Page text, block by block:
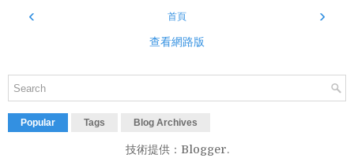
‹ ›
首頁
查看網路版
Popular Tags Blog Archives
技術提供： Blogger.